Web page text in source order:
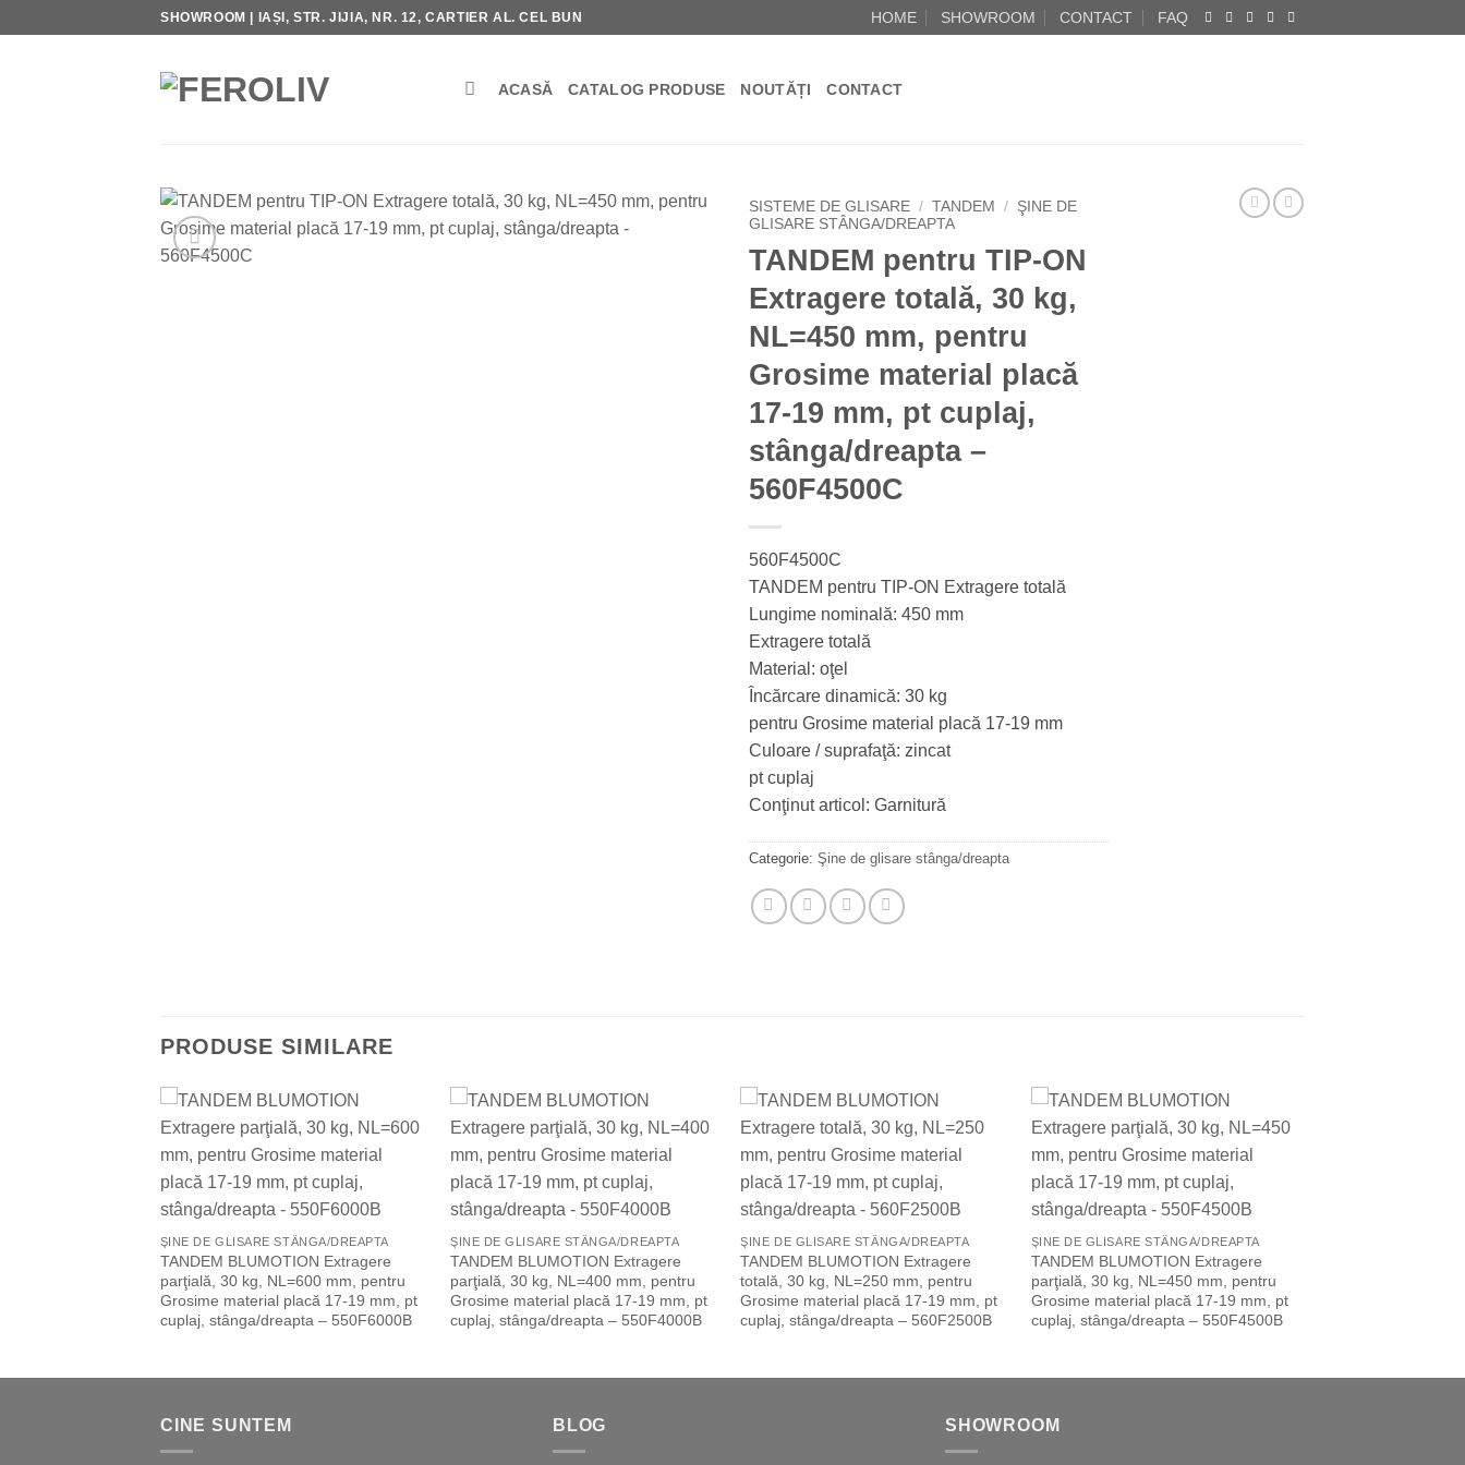
to
SHOWROOM | IAȘI, STR. JIJIA, NR. 12, CARTIER AL. CEL BUN HOME SHOWROOM CONTACT FAQ
ACASĂ CATALOG PRODUSE NOUTĂȚI CONTACT
SISTEME DE GLISARE / TANDEM / ŞINE DE
GLISARE STÂNGA/DREAPTA
TANDEM pentru TIP-ON
Extragere totală, 30 kg,
NL=450 mm, pentru
Grosime material placă
17-19 mm, pt cuplaj,
stânga/dreapta –
560F4500C
560F4500C
TANDEM pentru TIP-ON Extragere totală
Lungime nominală: 450 mm
Extragere totală
Material: oţel
Încărcare dinamică: 30 kg
pentru Grosime material placă 17-19 mm
Culoare / suprafaţă: zincat
pt cuplaj
Conţinut articol: Garnitură
Categorie: Şine de glisare stânga/dreapta
PRODUSE SIMILARE
Add to
Wishlist
ŞINE DE GLISARE STÂNGA/DREAPTA
TANDEM BLUMOTION Extragere
parţială, 30 kg, NL=600 mm, pentru
Grosime material placă 17-19 mm, pt
cuplaj, stânga/dreapta – 550F6000B
Add to
Wishlist
ŞINE DE GLISARE STÂNGA/DREAPTA
TANDEM BLUMOTION Extragere
parţială, 30 kg, NL=400 mm, pentru
Grosime material placă 17-19 mm, pt
cuplaj, stânga/dreapta – 550F4000B
Add to
Wishlist
ŞINE DE GLISARE STÂNGA/DREAPTA
TANDEM BLUMOTION Extragere
totală, 30 kg, NL=250 mm, pentru
Grosime material placă 17-19 mm, pt
cuplaj, stânga/dreapta – 560F2500B
Add to
Wishlist
ŞINE DE GLISARE STÂNGA/DREAPTA
TANDEM BLUMOTION Extragere
parţială, 30 kg, NL=450 mm, pentru
Grosime material placă 17-19 mm, pt
cuplaj, stânga/dreapta – 550F4500B
CINE SUNTEM BLOG SHOWROOM